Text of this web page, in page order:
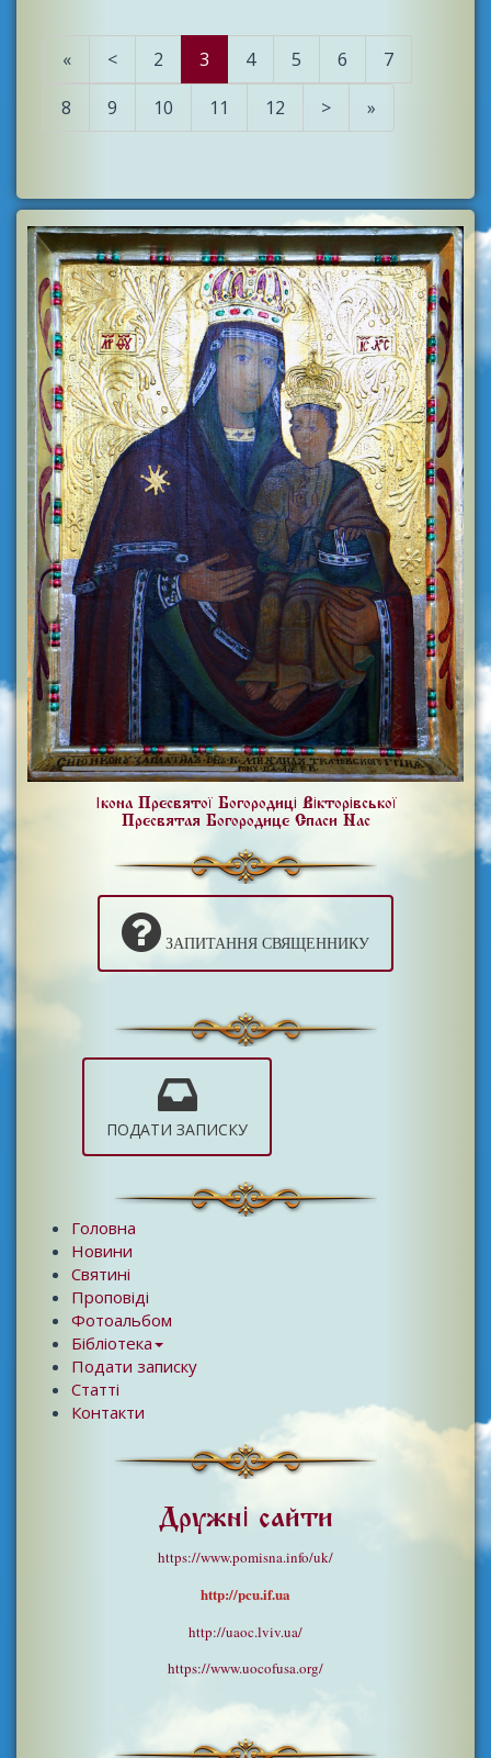
« < 2 3 4 5 6
7
8
9 10 11 12 > »
Ікона Пресвятої Богородиці Вікторівської
Пресвятая Богородице Спаси Нас
ЗАПИТАННЯ СВЯЩЕННИКУ
ПОДАТИ ЗАПИСКУ
Головна
Новини
Святині
Проповіді
Фотоальбом
Бібліотека
Подати записку
Статті
Контакти
Дружні сайти
https://www.pomisna.info/uk/
http://pcu.if.ua
http://uaoc.lviv.ua/
https://www.uocofusa.org/